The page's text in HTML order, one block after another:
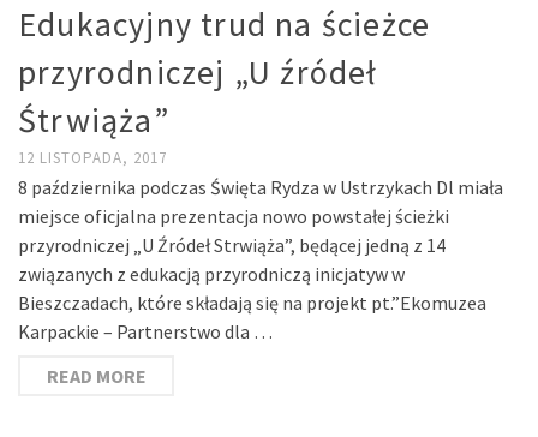
Edukacyjny trud na ścieżce
przyrodniczej „U źródeł
Śtrwiąża”
12 LISTOPADA, 2017
8 października podczas Święta Rydza w Ustrzykach Dl miała
miejsce oficjalna prezentacja nowo powstałej ścieżki
przyrodniczej „U Źródeł Strwiąża”, będącej jedną z 14
związanych z edukacją przyrodniczą inicjatyw w
Bieszczadach, które składają się na projekt pt.”Ekomuzea
Karpackie – Partnerstwo dla …
READ MORE